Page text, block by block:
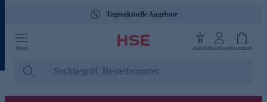
Tagesaktuelle Angebote
Menü AnsichtMein KontoWarenkorb